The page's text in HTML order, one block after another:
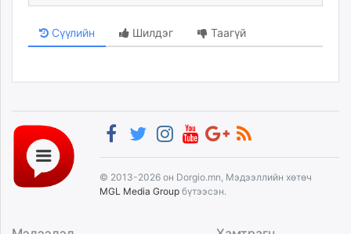
Сүүлийн Шилдэг Таагүй
© 2013-2026 он Dorgio.mn, Мэдээллийн хөтөч
MGL Media Group бүтээсэн.